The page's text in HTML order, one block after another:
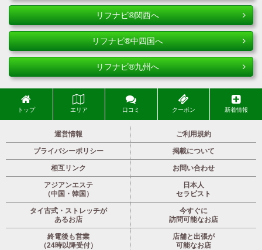
リフナビ®関西へ
リフナビ®中四国へ
リフナビ®九州へ
トップ エリア 口コミ クーポン 新着情報
運営情報 ご利用規約
プライバシーポリシー 掲載について
相互リンク お問い合わせ
アジアンエステ
（中国・韓国）
日本人
セラピスト
タイ古式・ストレッチが
あるお店
今すぐに
訪問可能なお店
終電後も営業
（24時以降受付）
店舗と出張が
可能なお店